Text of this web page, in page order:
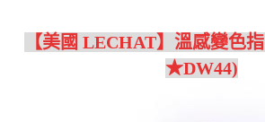
【美國 LECHAT】溫感變色
★DW44)